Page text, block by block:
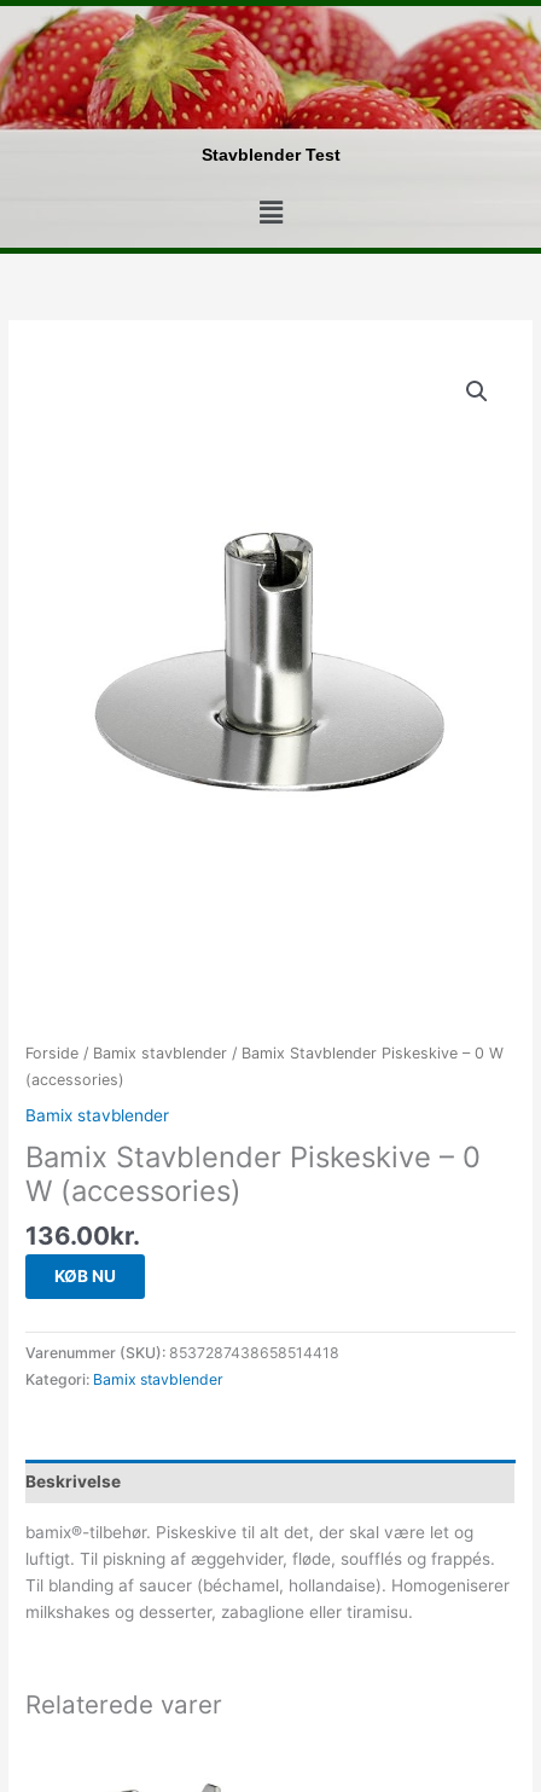
Gå
indholdet
Stavblender Test
Menu
Forside / Bamix stavblender / Bamix Stavblender Piskeskive – 0 W
(accessories)
Bamix stavblender
Bamix Stavblender Piskeskive – 0
W (accessories)
136.00kr.
KØB NU
Varenummer (SKU):8537287438658514418
Kategori: Bamix stavblender
Beskrivelse
bamix®-tilbehør. Piskeskive til alt det, der skal være let og
luftigt. Til piskning af æggehvider, fløde, soufflés og frappés.
Til blanding af saucer (béchamel, hollandaise). Homogeniserer
milkshakes og desserter, zabaglione eller tiramisu.
Relaterede varer